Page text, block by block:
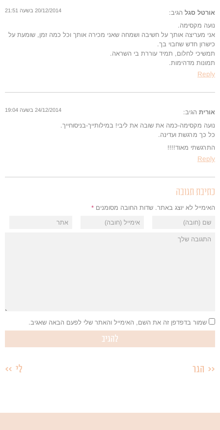
אורטל סגל הגיב: 20/12/2014 בשעה 21:51
נועה מקסימה.
אני מעריצה אותך על חשיבה ושמחה שאני מכירה אותך וכל כמה זמן, שומעת על
כישרון חדש שחבוי בך.
תמשיכי לחלום, תמיד עוררת בי השראה.
תמונות מדהימות.
Reply
אורית הגיב: 24/12/2014 בשעה 19:04
נועה מקסימה-כמה את שובה את ליבי! במילותייך-בניסוחייך.
כל כך מרגשת ועדינה.
התרגשתי מאוד!!!!
Reply
כתיבת תגובה
האימייל לא יוצג באתר. שדות החובה מסומנים *
שמור בדפדפן זה את השם, האימייל והאתר שלי לפעם הבאה שאגיב.
הגר לי